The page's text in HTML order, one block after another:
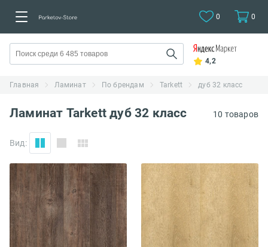
0 0
4,2
Главная Ламинат По брендам Tarkett дуб 32 класс
Ламинат Tarkett дуб 32 класс 10 товаров
Вид: